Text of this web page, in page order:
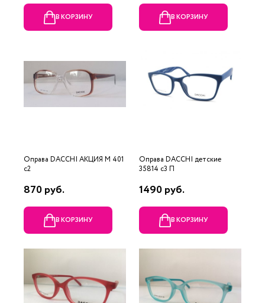
В КОРЗИНУ В КОРЗИНУ
Оправа DACCHI АКЦИЯ М 401
c2
870 руб.
В КОРЗИНУ
Оправа DACCHI детские
35814 c3 П
1490 руб.
В КОРЗИНУ